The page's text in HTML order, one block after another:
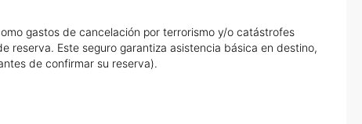
gastos de cancelación por terrorismo y/o catástrofes
reserva. Este seguro garantiza asistencia básica en destino,
de confirmar su reserva).